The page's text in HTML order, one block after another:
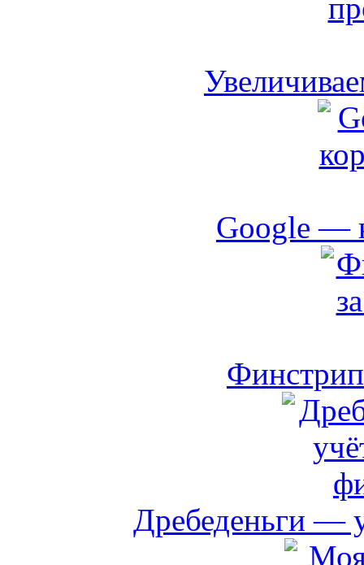
Google —
Дребеденьги —